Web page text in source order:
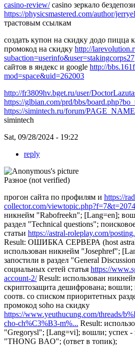
casino-review/casino зеркало
https://physicsmastered.com/author/
трастовым ссылкам
создать купон на скидку додо пицца
промокод на скидку http://
subaction=userinfo&user=stakingcorps27
сайтов в яндекс и google http://
mod=space&uid=262003
http://fr3809hv.bget.ru/user/
https://glbian.com/prd/bbs/
https://simintech.ru/forum/
simintech
Sat, 09/28/2024 - 19:22
reply
Разное (not verified)
прогон сайта по профилям и https://
collector.com/
никнейм "Rabofreekn"; [Lang=en];
раздел "Technical questions";
статьи https://astral-roleplay.com/
Result: ОШИБКА СЕРВЕРА (host
использован никнейм "Josephref";
запостили в раздел "General
социальных сетей статья https://
account-2/Result: использован
скриптозащита дешифрована;
соотв. со списком приоритетных
промокод soho на скидку
https://www.yeuthucung.com/threads/
cho-ch%C3%B3-m%... Result:
"Gregorysl"; [Lang=vi]; вошли; успех -
"THONG BAO"; (ответ в топик);